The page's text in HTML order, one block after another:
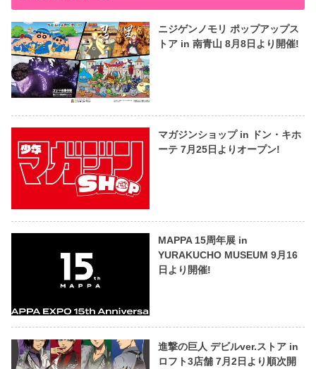
ニジゲンノモリ ポップアップス
トア in 南青山 8月8日より開催!
マガジンショップ in ドン・キホ
ーテ 7月25日よりオープン!
MAPPA 15周年展 in
YURAKUCHO MUSEUM 9月16
日より開催!
進撃の巨人 デビルver.ストア in
ロフト3店舗 7月2日より順次開